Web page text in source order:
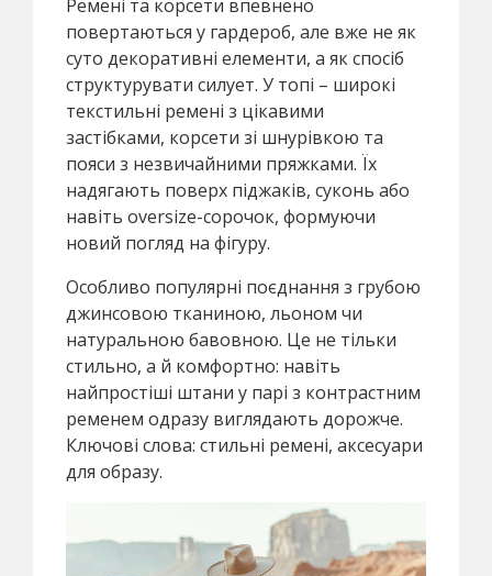
Ремені та корсети впевнено
повертаються у гардероб, але вже не як
суто декоративні елементи, а як спосіб
структурувати силует. У топі – широкі
текстильні ремені з цікавими
застібками, корсети зі шнурівкою та
пояси з незвичайними пряжками. Їх
надягають поверх піджаків, суконь або
навіть oversize-сорочок, формуючи
новий погляд на фігуру.
Особливо популярні поєднання з грубою
джинсовою тканиною, льоном чи
натуральною бавовною. Це не тільки
стильно, а й комфортно: навіть
найпростіші штани у парі з контрастним
ременем одразу виглядають дорожче.
Ключові слова: стильні ремені, аксесуари
для образу.